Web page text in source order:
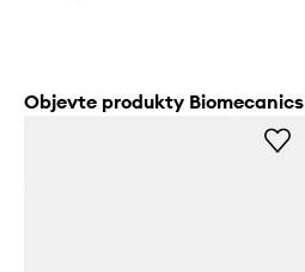
Objevte produkty Biomecanics